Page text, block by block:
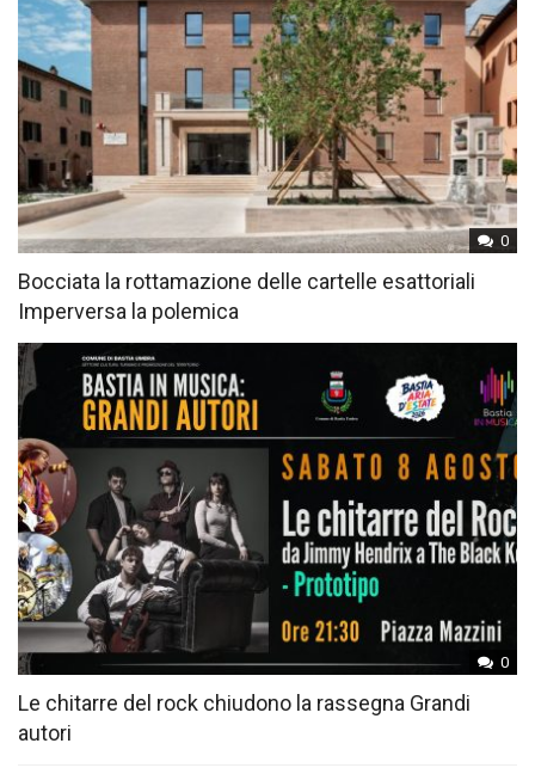
0
Bocciata la rottamazione delle cartelle esattoriali
Imperversa la polemica
0
Le chitarre del rock chiudono la rassegna Grandi
autori